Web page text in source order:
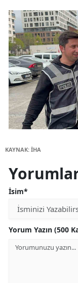
KAYNAK: İHA
İsim*
Yorum Yazın (500